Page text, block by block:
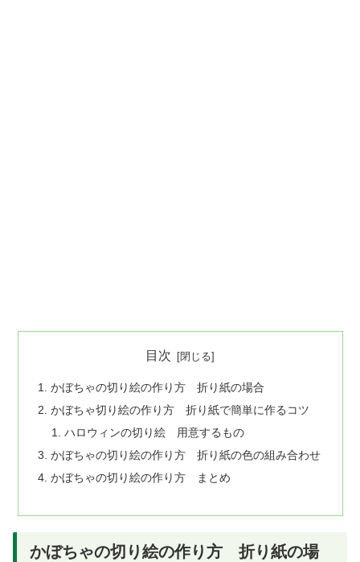
目次
かぼちゃの切り絵の作り方 折り紙の場合
かぼちゃ切り絵の作り方 折り紙で簡単に作るコツ
ハロウィンの切り絵 用意するもの
かぼちゃの切り絵の作り方 折り紙の色の組み合わせ
かぼちゃの切り絵の作り方 まとめ
かぼちゃの切り絵の作り方 折り紙の場